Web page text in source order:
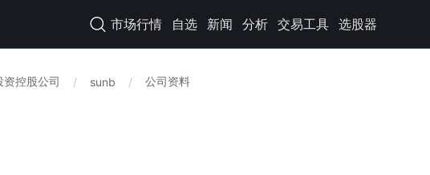
 市场行情 自选 新闻 分析 交易工具 选股器
资控股公司 / sunb / 公司资料